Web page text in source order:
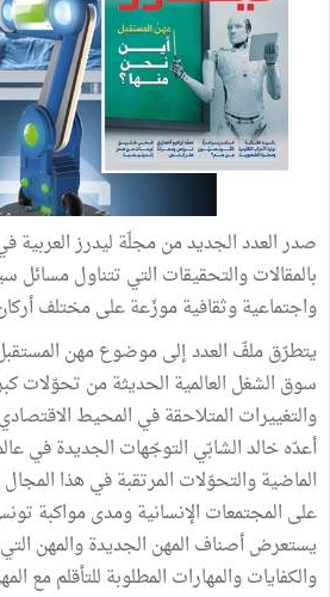
صدر العدد الجديد من مجلّة ليدرز العربية
بالمقالات والتحقيقات التي تتناول مسائل
واجتماعية وثقافية موزّعة على مختلف
يتطرّق ملفّ العدد إلى موضوع مهن
سوق الشغل العالمية الحديثة من تحوّلات
والتغييرات المتلاحقة في المحيط
أعدّه خالد الشابّي التوجّهات الجديدة في
الماضية والتحوّلات المرتقبة في هذا
على المجتمعات الإنسانية ومدى مواكبة
يستعرض أصناف المهن الجديدة والمهن
والكفايات والمهارات المطلوبة للتأقلم مع